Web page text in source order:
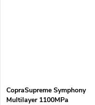
CopraSupreme Symphony
Multilayer 1100MPa